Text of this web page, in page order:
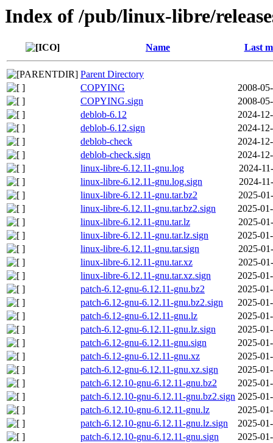
Index of /pub/linux-libre/
Name Last
Parent Directory
COPYING
2008-
COPYING.sign
2008-
deblob-6.12
2024-
deblob-6.12.sign
2024-
deblob-check
2024-
deblob-check.sign
2024-
linux-libre-6.12.11-gnu.log
2024-
linux-libre-6.12.11-gnu.log.sign
2024-
linux-libre-6.12.11-gnu.tar.bz2
2025-
linux-libre-6.12.11-gnu.tar.bz2.sign
2025-
linux-libre-6.12.11-gnu.tar.lz
2025-
linux-libre-6.12.11-gnu.tar.lz.sign
2025-
linux-libre-6.12.11-gnu.tar.sign
2025-
linux-libre-6.12.11-gnu.tar.xz
2025-
linux-libre-6.12.11-gnu.tar.xz.sign
2025-
patch-6.12-gnu-6.12.11-gnu.bz2
2025-
patch-6.12-gnu-6.12.11-gnu.bz2.sign
2025-
patch-6.12-gnu-6.12.11-gnu.lz
2025-
patch-6.12-gnu-6.12.11-gnu.lz.sign
2025-
patch-6.12-gnu-6.12.11-gnu.sign
2025-
patch-6.12-gnu-6.12.11-gnu.xz
2025-
patch-6.12-gnu-6.12.11-gnu.xz.sign
2025-
patch-6.12.10-gnu-6.12.11-gnu.bz2
2025-
patch-6.12.10-gnu-6.12.11-gnu.bz2.sign 2025-
patch-6.12.10-gnu-6.12.11-gnu.lz
2025-
patch-6.12.10-gnu-6.12.11-gnu.lz.sign
2025-
patch-6.12.10-gnu-6.12.11-gnu.sign
2025-